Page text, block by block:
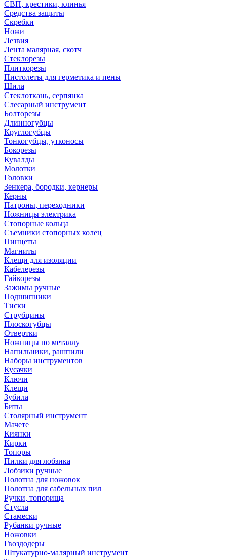
СВП, крестики, клинья
Средства защиты
Скребки
Ножи
Лезвия
Лента малярная, скотч
Стеклорезы
Плиткорезы
Пистолеты для герметика и пены
Шила
Стеклоткань, серпянка
Слесарный инструмент
Болторезы
Длинногубцы
Круглогубцы
Тонкогубцы, утконосы
Бокорезы
Кувалды
Молотки
Головки
Зенкера, бородки, кернеры
Керны
Патроны, переходники
Ножницы электрика
Стопорные кольца
Съемники стопорных колец
Пинцеты
Магниты
Клещи для изоляции
Кабелерезы
Гайкорезы
Зажимы ручные
Подшипники
Тиски
Струбцины
Плоскогубцы
Отвертки
Ножницы по металлу
Напильники, рашпили
Наборы инструментов
Кусачки
Ключи
Клещи
Зубила
Биты
Столярный инструмент
Мачете
Киянки
Кирки
Топоры
Пилки для лобзика
Лобзики ручные
Полотна для ножовок
Полотна для сабельных пил
Ручки, топорища
Стусла
Стамески
Рубанки ручные
Ножовки
Гвоздодеры
Штукатурно-малярный инструмент